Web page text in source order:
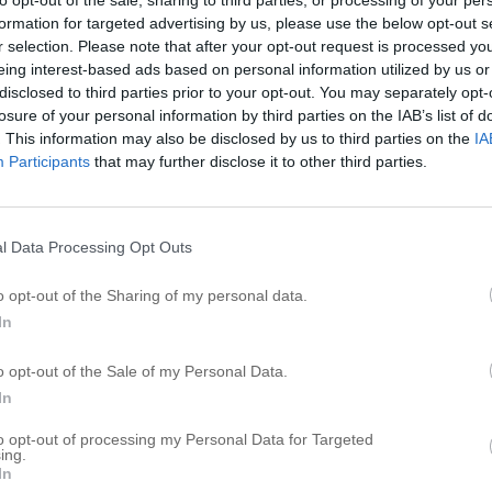
for targeted advertising by us, please use the below opt-out
selection. Please note that after your opt-out request is processed
interest-based ads based on personal information utilized by us
to third parties prior to your opt-out. You may separately
of your personal information by third parties on the IAB’s list of
This information may also be disclosed by us to third parties on the
Participants that may further disclose it to other third parties.
Data Processing Opt Outs
opt-out of the Sharing of my personal data.
opt-out of the Sale of my Personal Data.
opt-out of processing my Personal Data for Targeted
Read More…
ÖNSKEFOTON
egentligen inte av att framkalla egna foton? Och
när jag fick hem plexiglastvalan på Moje
fin kvalité. Lätt som
GLÖGGTIDER